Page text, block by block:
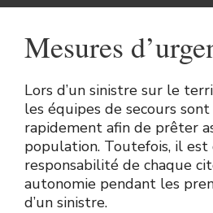
Mesures
Lors d’un sinistre sur le
les équipes de secours
rapidement afin de prêter
population. Toutefois, il est
responsabilité de chaque
autonomie pendant les
d’un sinistre.